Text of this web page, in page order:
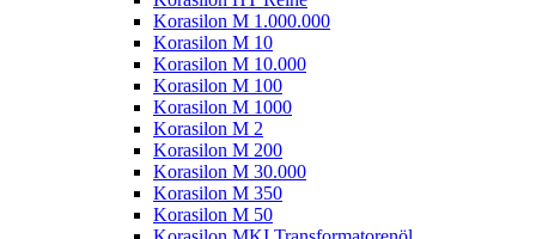
Korasilon M 1.000.000
Korasilon M 10
Korasilon M 10.000
Korasilon M 100
Korasilon M 1000
Korasilon M 2
Korasilon M 200
Korasilon M 30.000
Korasilon M 350
Korasilon M 50